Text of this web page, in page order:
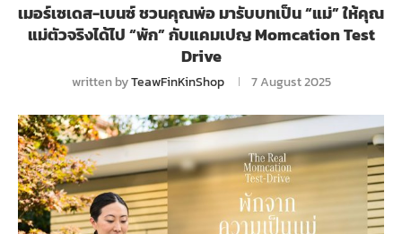
เมอร์เซเดส-เบนซ์ ชวนคุณพ่อ มารับบทเป็น “แม่” ให้คุณ
แม่ตัวจริงได้ไป “พัก” กับแคมเปญ Momcation Test
Drive
written byTeawFinKinShop 7 August 2025